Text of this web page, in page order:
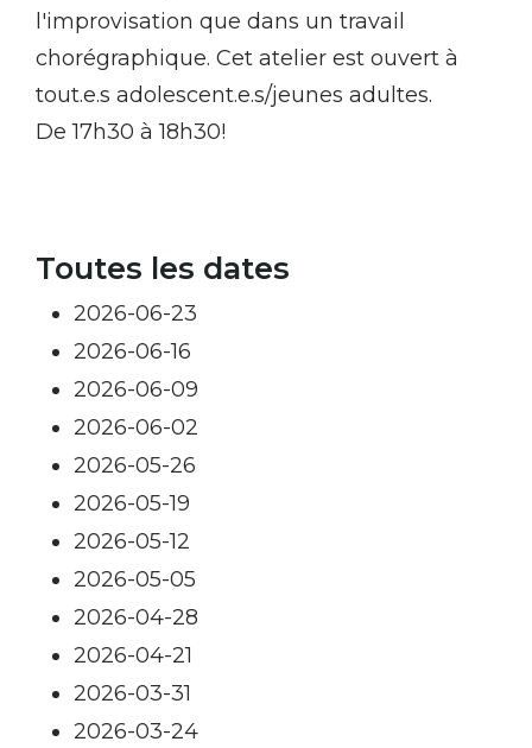
l'improvisation que dans un travail
chorégraphique. Cet atelier est ouvert à
tout.e.s adolescent.e.s/jeunes adultes.
De 17h30 à 18h30!
Toutes les dates
2026-06-23
2026-06-16
2026-06-09
2026-06-02
2026-05-26
2026-05-19
2026-05-12
2026-05-05
2026-04-28
2026-04-21
2026-03-31
2026-03-24